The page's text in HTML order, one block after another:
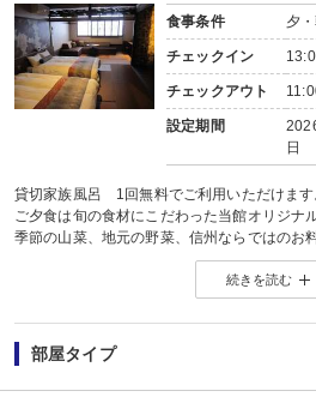
食事条件 夕
チェックイン
チェックアウト
設定期間
日
貸切家族風呂 1回無料でご利用いただけま
ご夕食は旬の食材にこだわった当館オリジナ
季節の山菜、地元の野菜、信州ならではのお
お品書き概略 前彩、吸物、刺身、煮物、
※ 仕入れ状況により変更になる場合もあり
食物アレルギーについて 単品（蟹自体が
続きを読む
部屋タイプ